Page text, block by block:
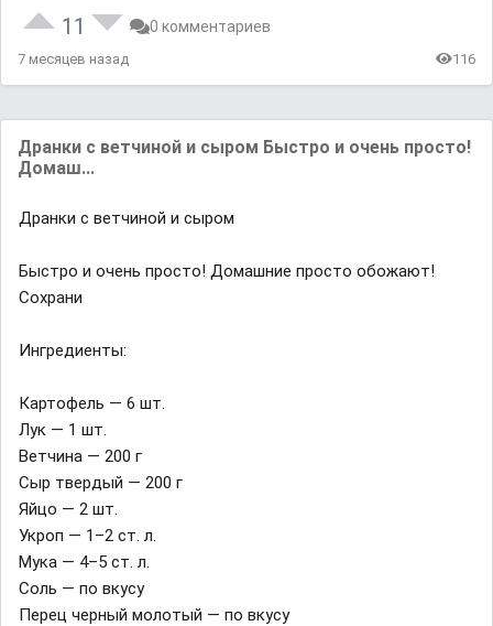
11 0 комментариев
7 месяцев назад 116
Дранки с ветчиной и сыром Быстро и очень просто!
Домаш...
Дранки с ветчиной и сыром
Быстро и очень просто! Домашние просто обожают!
Сохрани
Ингредиенты:
Картофель — 6 шт.
Лук — 1 шт.
Ветчина — 200 г
Сыр твердый — 200 г
Яйцо — 2 шт.
Укроп — 1–2 ст. л.
Мука — 4–5 ст. л.
Соль — по вкусу
Перец черный молотый — по вкусу